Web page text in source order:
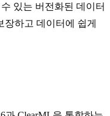
있는 버전화된 데이터
하고 데이터에 쉽게